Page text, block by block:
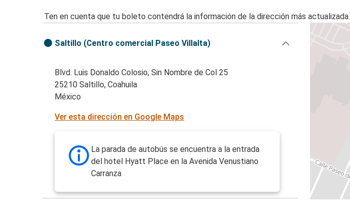
Ten en cuenta que tu boleto contendrá la información de la dirección más actualizada.
Saltillo (Centro comercial Paseo Villalta)
Blvd. Luis Donaldo Colosio, Sin Nombre de Col 25
25210 Saltillo, Coahuila
México
Ver esta dirección en Google Maps
La parada de autobús se encuentra a la entrada
del hotel Hyatt Place en la Avenida Venustiano
Carranza